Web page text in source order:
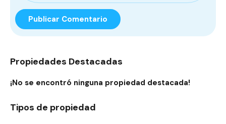
Propiedades Destacadas
¡No se encontró ninguna propiedad destacada!
Tipos de propiedad